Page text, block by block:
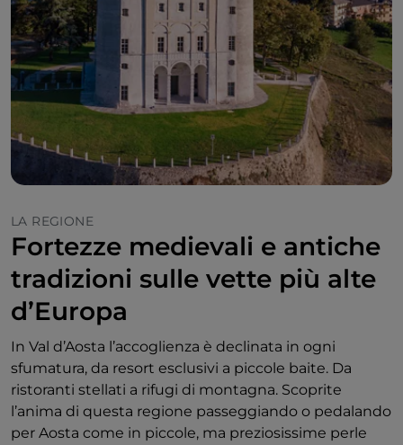
LA REGIONE
Fortezze medievali e antiche
tradizioni sulle vette più alte
d’Europa
In Val d’Aosta l’accoglienza è declinata in ogni
sfumatura, da resort esclusivi a piccole baite. Da
ristoranti stellati a rifugi di montagna. Scoprite
l’anima di questa regione passeggiando o pedalando
per Aosta come in piccole, ma preziosissime perle